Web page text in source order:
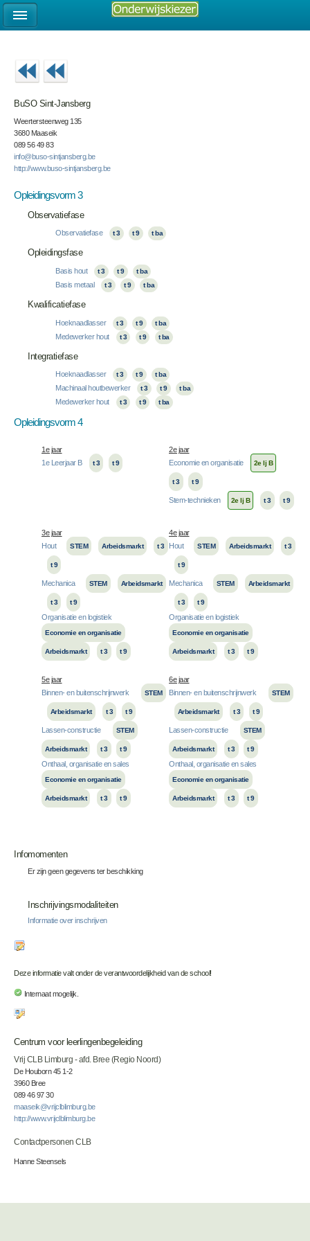
BuSO Sint-Jansberg
Weertersteenweg 135
3680 Maaseik
089 56 49 83
info@buso-sintjansberg.be
http://www.buso-sintjansberg.be
Opleidingsvorm 3
Observatiefase
Observatiefase t 3 t 9 t ba
Opleidingsfase
Basis hout t 3 t 9 t ba
Basis metaal t 3 t 9 t ba
Kwalificatiefase
Hoeknaadlasser t 3 t 9 t ba
Medewerker hout t 3 t 9 t ba
Integratiefase
Hoeknaadlasser t 3 t 9 t ba
Machinaal houtbewerker t 3 t 9 t ba
Medewerker hout t 3 t 9 t ba
Opleidingsvorm 4
1e jaar
2e jaar
1e Leerjaar B
t 3 t 9 Economie en organisatie 2e lj B
t 3 t 9
Stem-technieken 2e lj B t 3 t 9
3e jaar
4e jaar
Hout
STEM Arbeidsmarkt t 3
t 9
Mechanica STEM Arbeidsmarkt
t 3 t 9
Organisatie en logistiek
Economie en organisatie
Arbeidsmarkt t 3 t 9
Hout STEM Arbeidsmarkt t 3
t 9
Mechanica STEM Arbeidsmarkt
t 3 t 9
Organisatie en logistiek
Economie en organisatie
Arbeidsmarkt t 3 t 9
5e jaar
6e jaar
Binnen- en buitenschrijnwerk
STEM
Arbeidsmarkt t 3 t 9
Lassen-constructie STEM
Arbeidsmarkt t 3 t 9
Onthaal, organisatie en sales
Economie en organisatie
Arbeidsmarkt t 3 t 9
Binnen- en buitenschrijnwerk STEM
Arbeidsmarkt t 3 t 9
Lassen-constructie STEM
Arbeidsmarkt t 3 t 9
Onthaal, organisatie en sales
Economie en organisatie
Arbeidsmarkt t 3 t 9
Infomomenten
Er zijn geen gegevens ter beschikking
Inschrijvingsmodaliteiten
Informatie over inschrijven
Deze informatie valt onder de verantwoordelijkheid van de school!
Internaat mogelijk.
Centrum voor leerlingenbegeleiding
Vrij CLB Limburg - afd. Bree (Regio Noord)
De Houborn 45 1-2
3960 Bree
089 46 97 30
maaseik@vrijclblimburg.be
http://www.vrijclblimburg.be
Contactpersonen CLB
Hanne Steensels